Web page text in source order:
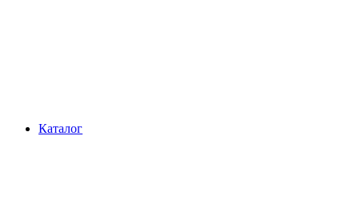
Каталог